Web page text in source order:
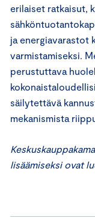
erilaiset ratkaisut,
ja energiavarastot
varmistamiseksi.
perustuttava
säilytettävä
mekanismista
lisäämiseksi ovat